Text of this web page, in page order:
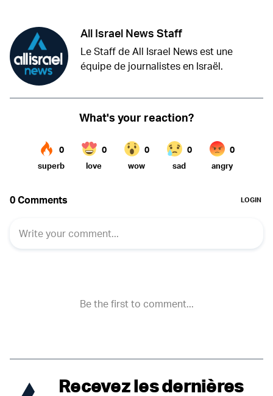
All Israel News Staff
Le Staff de All Israel News est une
équipe de journalistes en Israël.
Recevez les dernières